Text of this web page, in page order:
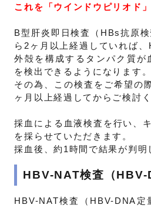
これを「ウインドウピリオド
B型肝炎即日検査（HBs抗原
ら2ヶ月以上経過していれば
外殻を構成するタンパク質が
を検出できるようになります。
その為、この検査をご希望の
ヶ月以上経過してからご検討く
採血による血液検査を行い、
を採らせていただきます。
採血後、約1時間で結果が判明
HBV-NAT検査（HBV-
HBV-NAT検査（HBV-DNA定